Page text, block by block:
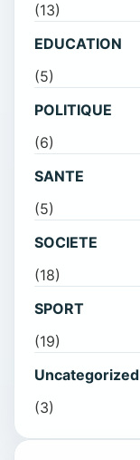
(13)
EDUCATION
(5)
POLITIQUE
(6)
SANTE
(5)
SOCIETE
(18)
SPORT
(19)
Uncategorized
(3)